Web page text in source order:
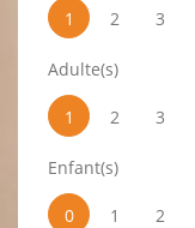
1 2 3
Adulte(s)
1 2 3
Enfant(s)
0 1 2